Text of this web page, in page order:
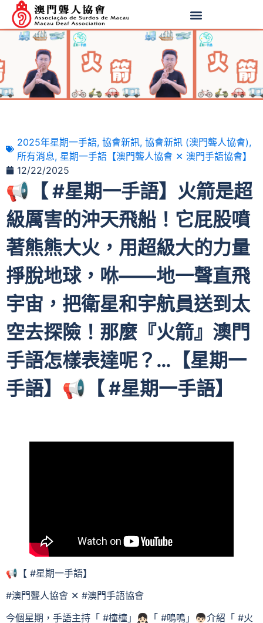
2025年星期一手語, 協會新訊, 協會新訊 (澳門聾人協會),
所有消息, 星期一手語【澳門聾人協會 ✕ 澳門手語協會】
12/22/2025
📢【 #星期一手語】火箭是超
級厲害的沖天飛船！它屁股噴
著熊熊大火，用超級大的力量
掙脫地球，咻——地一聲直飛
宇宙，把衛星和宇航員送到太
空去探險！那麼『火箭』澳門
手語怎樣表達呢？…【星期一
手語】📢【 #星期一手語】
📢【 #星期一手語】
#澳門聾人協會 ✕ #澳門手語協會
今個星期，手語主持「 #橦橦」👧🏻「 #鳴鳴」👦🏻介紹「 #火